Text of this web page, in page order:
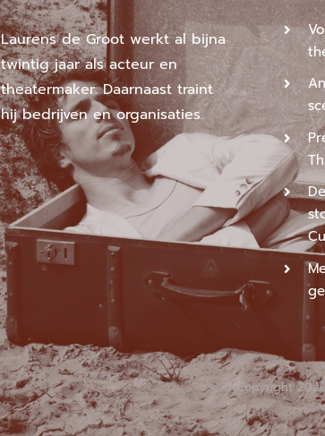
Laurens de Groot werkt al bijna
twintig jaar als acteur en
theatermaker. Daarnaast traint
hij bedrijven en organisaties.
© Copyright